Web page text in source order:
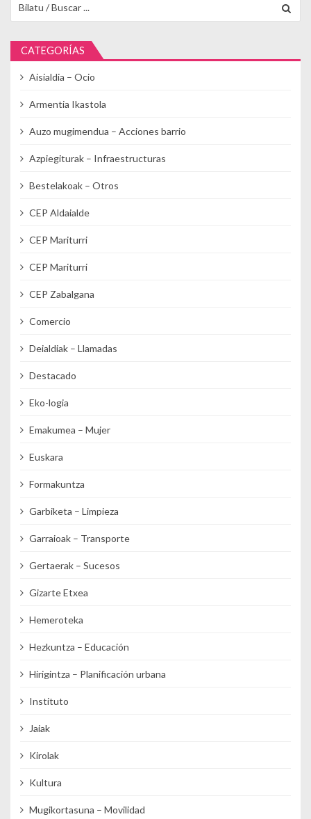
CATEGORÍAS
Aisialdia – Ocio
Armentia Ikastola
Auzo mugimendua – Acciones barrio
Azpiegiturak – Infraestructuras
Bestelakoak – Otros
CEP Aldaialde
CEP Mariturri
CEP Mariturri
CEP Zabalgana
Comercio
Deialdiak – Llamadas
Destacado
Eko-logia
Emakumea – Mujer
Euskara
Formakuntza
Garbiketa – Limpieza
Garraioak – Transporte
Gertaerak – Sucesos
Gizarte Etxea
Hemeroteka
Hezkuntza – Educación
Hirigintza – Planificación urbana
Instituto
Jaiak
Kirolak
Kultura
Mugikortasuna – Movilidad